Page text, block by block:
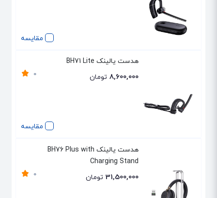
مقایسه
مقایسه
هدست یالینک BH71 Lite
0 8,600,000 تومان
هدست یالینک BH76 Plus with
Charging Stand
0 31,500,000 تومان